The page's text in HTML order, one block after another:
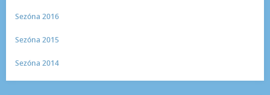
Sezóna 2016
Sezóna 2015
Sezóna 2014